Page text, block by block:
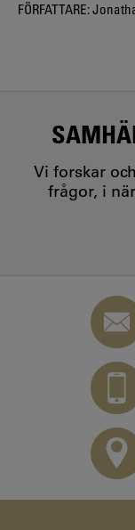
FÖRFATTARE:
Vi forskar
frågor, i